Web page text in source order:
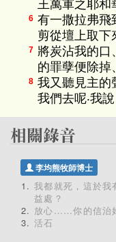
王萬軍之耶和
6 有一撒拉弗飛
剪從壇上取下
7 將炭沾我的口
的罪孽便除掉
8 我又聽見主的
我們去呢‧我
李均熊牧師博士
我都就死，這於我
益處？
放心……你的信治
活石